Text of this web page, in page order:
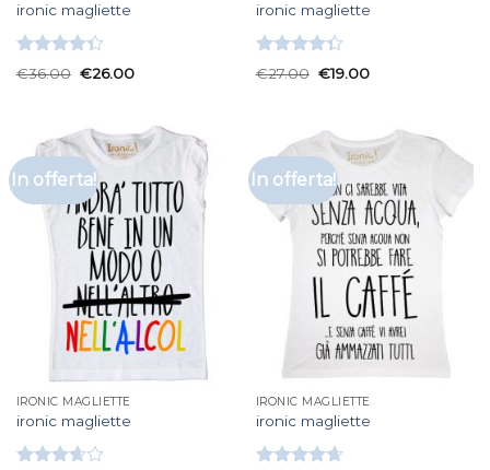
ironic magliette
Valutato
€36.00 €26.00
ironic magliette
Valutato
€27.00 €19.00
In offerta!
IRONIC MAGLIETTE
ironic magliette
In offerta!
IRONIC MAGLIETTE
ironic magliette